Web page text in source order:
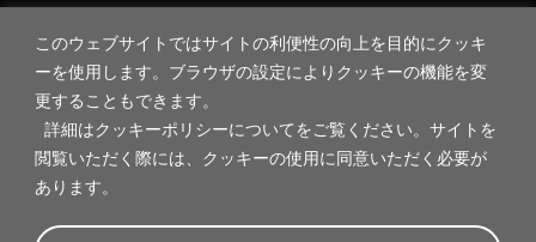
このウェブサイトではサイトの利便性の向上を目的にクッキ
ーを使用します。ブラウザの設定によりクッキーの機能を変
更することもできます。
詳細はクッキーポリシーについてをご覧ください。サイトを
閲覧いただく際には、クッキーの使用に同意いただく必要が
あります。
来場予約
Copyright © BEACON WORKS株式会社 All Rights Reserved.